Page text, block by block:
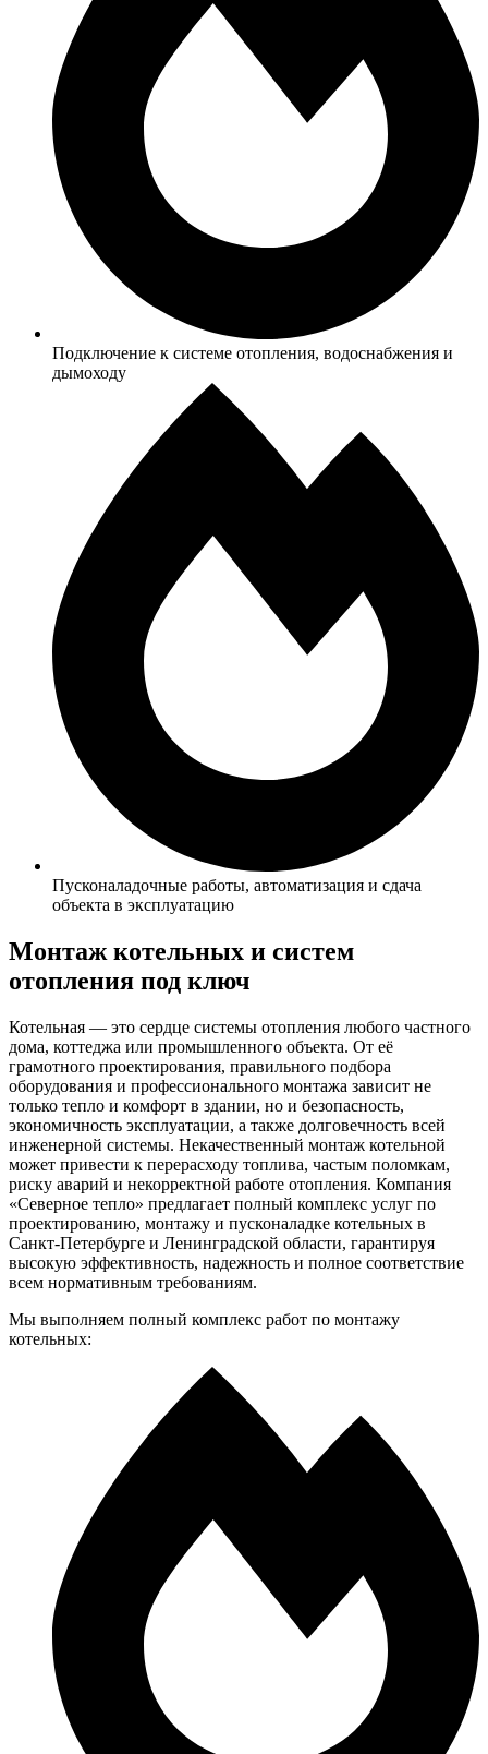
Подключение к системе отопления, водоснабжения и
дымоходу
Пусконаладочные работы, автоматизация и сдача
объекта в эксплуатацию
Монтаж котельных и систем
отопления под ключ
Котельная — это сердце системы отопления любого частного
дома, коттеджа или промышленного объекта. От её
грамотного проектирования, правильного подбора
оборудования и профессионального монтажа зависит не
только тепло и комфорт в здании, но и безопасность,
экономичность эксплуатации, а также долговечность всей
инженерной системы. Некачественный монтаж котельной
может привести к перерасходу топлива, частым поломкам,
риску аварий и некорректной работе отопления. Компания
«Северное тепло» предлагает полный комплекс услуг по
проектированию, монтажу и пусконаладке котельных в
Санкт-Петербурге и Ленинградской области, гарантируя
высокую эффективность, надежность и полное соответствие
всем нормативным требованиям.
Мы выполняем полный комплекс работ по монтажу
котельных: